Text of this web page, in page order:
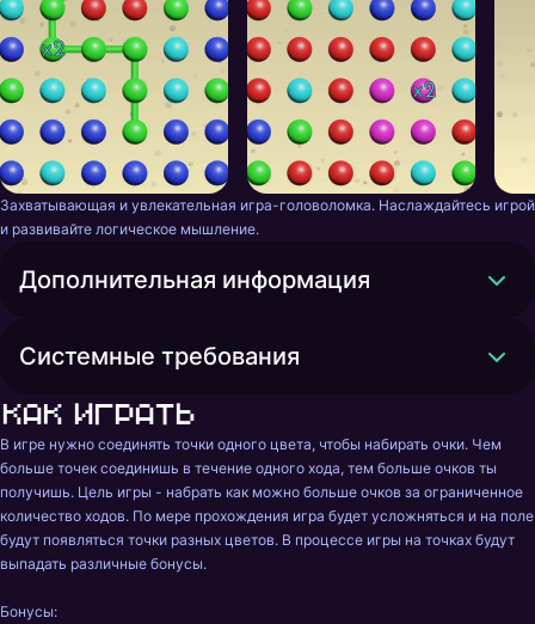
Захватывающая и увлекательная игра-головоломка. Наслаждайтесь игрой
и развивайте логическое мышление.
Дополнительная информация
Системные требования
Как играть
В игре нужно соединять точки одного цвета, чтобы набирать очки. Чем
больше точек соединишь в течение одного хода, тем больше очков ты
получишь. Цель игры - набрать как можно больше очков за ограниченное
количество ходов. По мере прохождения игра будет усложняться и на поле
будут появляться точки разных цветов. В процессе игры на точках будут
выпадать различные бонусы.
Бонусы: